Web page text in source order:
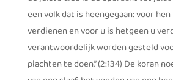
een volk dat is heengegaan: voor
verdienen en voor u is hetgeen u
verantwoordelijk worden gesteld
plachten te doen.” (2:134) De koran